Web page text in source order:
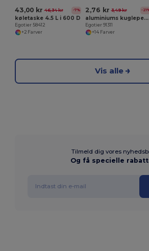
43,00 kr 46,34 kr -7%
køletaske 4.5 L i 600 D
Egotier 58412
+2 Farver
2,76 kr 3,49 kr -
aluminiums kuglepen med clip
Egotier 91311
+14 Farver
Vis alle
Tilmeld dig vores
Og få specielle